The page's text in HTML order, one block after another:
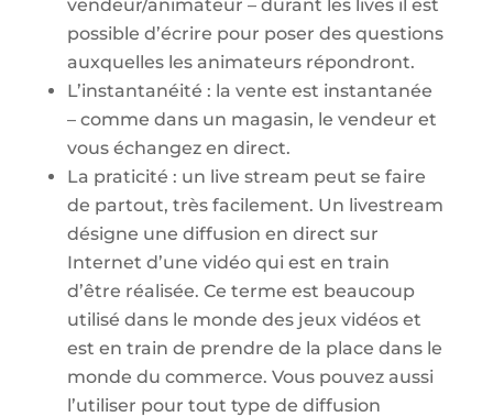
vendeur/animateur – durant les lives il est
possible d’écrire pour poser des questions
auxquelles les animateurs répondront.
L’instantanéité : la vente est instantanée
– comme dans un magasin, le vendeur et
vous échangez en direct.
La praticité : un live stream peut se faire
de partout, très facilement. Un livestream
désigne une diffusion en direct sur
Internet d’une vidéo qui est en train
d’être réalisée. Ce terme est beaucoup
utilisé dans le monde des jeux vidéos et
est en train de prendre de la place dans le
monde du commerce. Vous pouvez aussi
l’utiliser pour tout type de diffusion